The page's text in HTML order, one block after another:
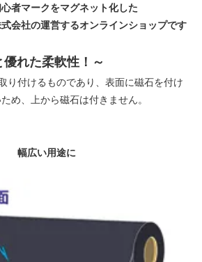
者マークをマグネット化した
会社の運営するオンラインショップです
れた柔軟性！～
り付けるものであり、表面に磁石を付け
め、上から磁石は付きません。
幅広い用途に